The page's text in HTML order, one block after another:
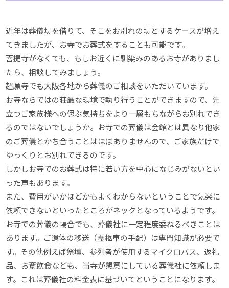
近年は葬儀場を借りて、そこをお別れの場とするケースが増え
てきましたが、お寺でお葬式をすることも可能です。
菩提寺がなくても、もしお近くに馴染みのあるお寺がありまし
たら、相談してみましょう。
超願寺でも大阪各地から葬儀のご相談をいただいています。
お寺ならではの荘厳な環境で執り行うことができますので、先
立つご家族様への偲ぶ気持ちをより一層もちながらお別れでき
るのではないでしょうか。お寺での葬儀は会館とは異なり他家
のご葬儀とかち合うことはほぼありませんので、ご家族だけで
ゆっくりとお別れできるのです。
しかしお寺でのお葬式は特に若い方を中心になじみがないとい
った声もあります。
また、費用がいかほどかもよくわからないということで気楽に
依頼できないといったところがネックとなっているようです。
お寺での葬儀の場合でも、葬儀社に一定程度委ねるべきことは
あります。ご遺体の移送（霊柩車の手配）は専門知識が必要で
す。その他例えば祭壇、参列者が使用するマイクロバス、返礼
品、お斎飲食なども、当寺が懇意にしている葬儀社に依頼しま
す。これは葬儀社の料金表に基づいてということになります。